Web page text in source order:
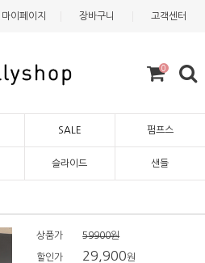
마이페이지 장바구니 고객센터
0
SALE 펌프스
슬라이드 샌들
상품가 59900원
할인가 29,900원